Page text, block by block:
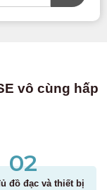
vô cùng hấp
02
đồ đạc và thiết bị